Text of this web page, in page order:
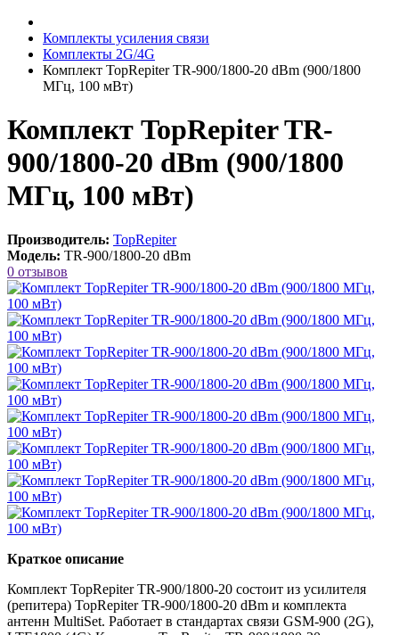
Комплекты усиления связи
Комплекты 2G/4G
Комплект TopRepiter TR-900/1800-20 dBm (900/1800
МГц, 100 мВт)
Комплект TopRepiter TR-
900/1800-20 dBm (900/1800
МГц, 100 мВт)
Производитель: TopRepiter
Модель: TR-900/1800-20 dBm
0 отзывов
Краткое описание
Комплект TopRepiter TR-900/1800-20 состоит из усилителя
(репитера) TopRepiter TR-900/1800-20 dBm и комплекта
антенн MultiSet. Работает в стандартах связи GSM-900 (2G),